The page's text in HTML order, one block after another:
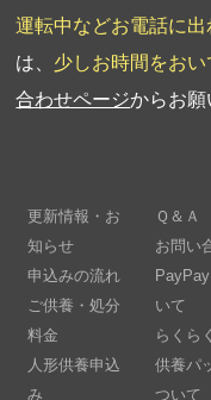
運転中などお電話に出
は、 少しお時間をお
合わせページからお願
更新情報・お
知らせ
申込みの流れ
ご供養・処分
料金
人形供養申込
み
Ｑ＆Ａ
お問い
いて
らくら
供養パ
ついて